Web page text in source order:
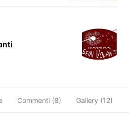
Commenti (8) Gallery (12)